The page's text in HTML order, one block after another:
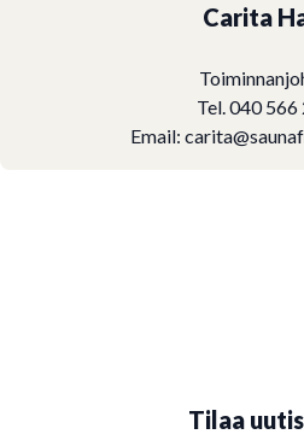
Carita
Tel. 040 566
Email:
Tilaa